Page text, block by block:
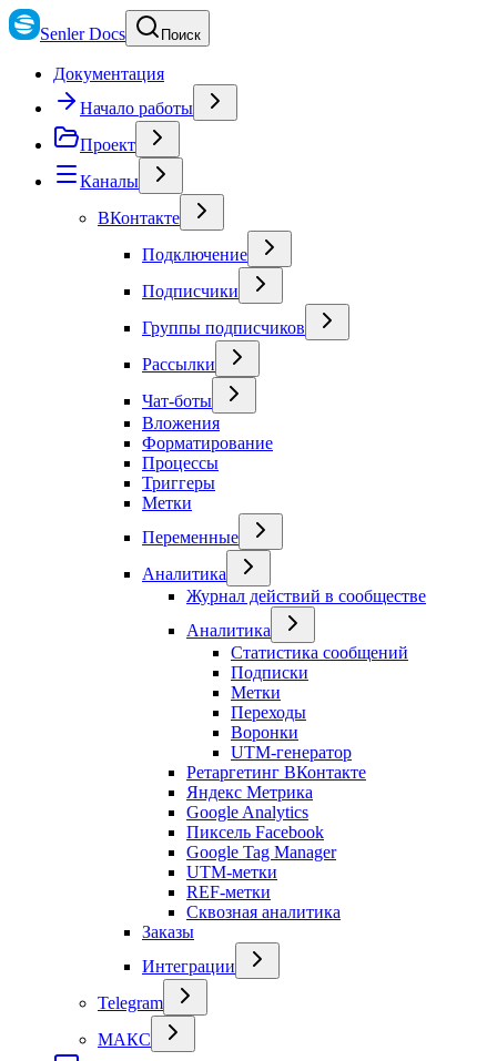
Senler Docs Поиск
Документация
Начало работы
Проект
Каналы
ВКонтакте
Подключение
Подписчики
Группы подписчиков
Рассылки
Чат-боты
Вложения
Форматирование
Процессы
Триггеры
Метки
Переменные
Аналитика
Журнал действий в сообществе
Аналитика
Статистика сообщений
Подписки
Метки
Переходы
Воронки
UTM-генератор
Ретаргетинг ВКонтакте
Яндекс Метрика
Google Analytics
Пиксель Facebook
Google Tag Manager
UTM-метки
REF-метки
Сквозная аналитика
Заказы
Интеграции
Telegram
МАКС